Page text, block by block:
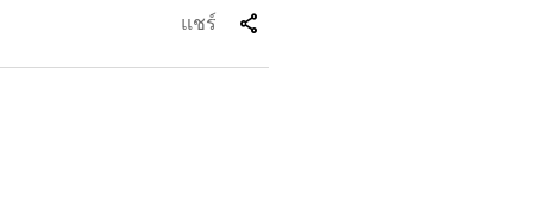
แชร์ share